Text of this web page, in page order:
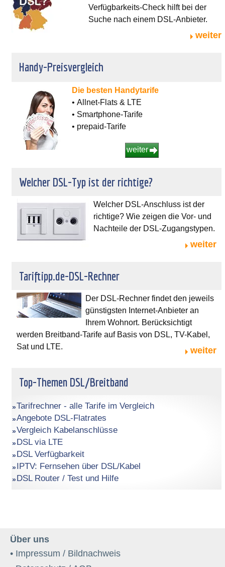
Verfügbarkeits-Check hilft bei der
Suche nach einem DSL-Anbieter.
weiter
Handy-Preisvergleich
Die besten Handytarife
• Allnet-Flats & LTE
• Smartphone-Tarife
• prepaid-Tarife
weiter
Welcher DSL-Typ ist der richtige?
Welcher DSL-Anschluss ist der
richtige? Wie zeigen die Vor- und
Nachteile der DSL-Zugangstypen.
weiter
Tariftipp.de-DSL-Rechner
Der DSL-Rechner findet den jeweils
günstigsten Internet-Anbieter an
Ihrem Wohnort. Berücksichtigt
werden Breitband-Tarife auf Basis von DSL, TV-Kabel,
Sat und LTE.
weiter
Top-Themen DSL/Breitband
Tarifrechner - alle Tarife im Vergleich
Angebote DSL-Flatrates
Vergleich Kabelanschlüsse
DSL via LTE
DSL Verfügbarkeit
IPTV: Fernsehen über DSL/Kabel
DSL Router / Test und Hilfe
Über uns
• Impressum / Bildnachweis